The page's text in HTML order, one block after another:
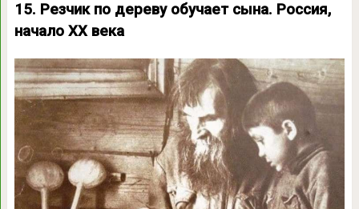
15. Резчик по дереву обучает сына. Россия,
начало XX века